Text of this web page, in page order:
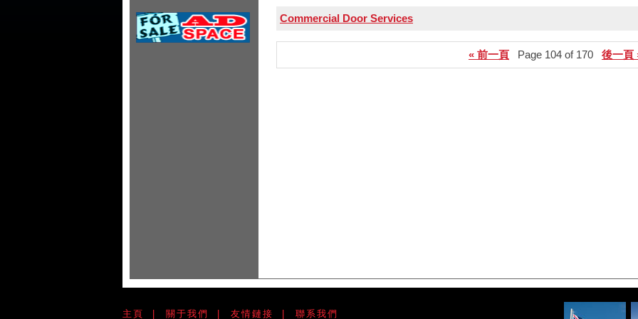
Commercial Door Services
« 前一頁 Page 104 of 170 後一頁
主頁 關于我們 友情鏈接 聯系我們